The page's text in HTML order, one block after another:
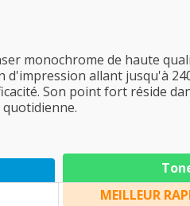
monochrome de haute
allant jusqu'à
Son point fort réside
MEILLEUR